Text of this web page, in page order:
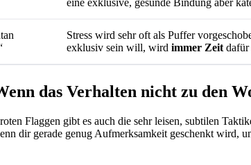
Stress wird sehr oft als Puffer
exklusiv sein will, wird immer Zeit dafür
das Verhalten nicht zu den
Flaggen gibt es auch die sehr leisen, subtilen
dir gerade genug Aufmerksamkeit geschenkt wird,